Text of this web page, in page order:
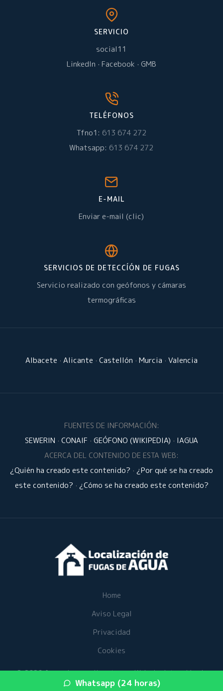
Whatsapp (24 horas)
SERVICIO
social11
LinkedIn · Facebook · GMB
TELÉFONOS
Tfno1: 613 674 272
Whatsapp: 613 674 272
E-MAIL
Enviar e-mail (clic)
SERVICIOS DE DETECCÍÓN DE FUGAS
Servicio realizado con geófonos y cámaras
termográficas
Albacete · Alicante · Castellón · Murcia · Valencia
FUENTES DE INFORMACIÓN:
SEWERIN · CONAIF · GEÓFONO (WIKIPEDIA) · IAGUA
ACERCA DEL CONTENIDO DE ESTA WEB:
¿Quién ha creado este contenido? · ¿Por qué se ha creado
este contenido? · ¿Cómo se ha creado este contenido?
Home
Aviso Legal
Privacidad
Cookies
© 2026 fugasdeaguaalicante.es · Web de detección de
fugas de agua en su provincia ·Mapa del sitio